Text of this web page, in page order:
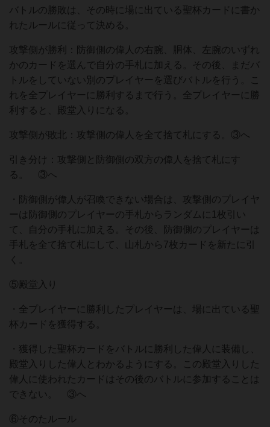
バトルの勝敗は、その時に場に出ている聖杯カードに書か
れたルールに従って決める。
攻撃側が勝利：防御側の偉人の右腕、胴体、左腕のいずれ
かのカードを選んで自分の手札に加える。その後、まだバ
トルをしていない別のプレイヤーを選びバトルを行う。こ
れを全プレイヤーに勝利するまで行う。全プレイヤーに勝
利すると、殿堂入りになる。
攻撃側が敗北：攻撃側の偉人を全て捨て札にする。③へ
引き分け：攻撃側と防御側の双方の偉人を捨て札にす
る。 ③へ
・防御側が偉人が召喚できない場合は、攻撃側のプレイヤ
ーは防御側のプレイヤーの手札からランダムに1枚引い
て、自分の手札に加える。その後、防御側のプレイヤーは
手札を全て捨て札にして、山札から7枚カードを新たに引
く。
⑤殿堂入り
・全プレイヤーに勝利したプレイヤーは、場に出ている聖
杯カードを獲得する。
・獲得した聖杯カードをバトルに勝利した偉人に装備し、
殿堂入りした偉人とわかるようにする。この殿堂入りした
偉人に使われたカードはその後のバトルに参加することは
できない。 ③へ
⑥そのたルール